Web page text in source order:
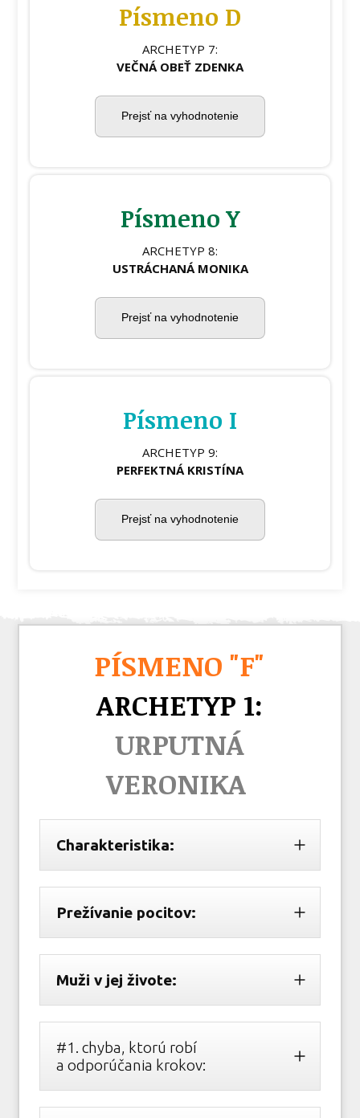
Písmeno D
ARCHETYP 7:
VEČNÁ OBEŤ ZDENKA
Prejsť na vyhodnotenie
Písmeno Y
ARCHETYP 8:
USTRÁCHANÁ MONIKA
Prejsť na vyhodnotenie
Písmeno I
ARCHETYP 9:
PERFEKTNÁ KRISTÍNA
Prejsť na vyhodnotenie
PÍSMENO "F"
ARCHETYP 1:
URPUTNÁ
VERONIKA
Charakteristika:
Prežívanie pocitov:
Muži v jej živote:
#1. chyba, ktorú robí
a odporúčania krokov: